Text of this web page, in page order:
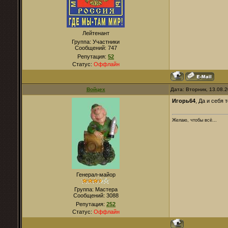
Лейтенант
Группа: Участники
Сообщений: 747
Репутация: 52
Статус: Оффлайн
Войцех Дата: Вторник,
Генерал-майор
Группа: Мастера
Сообщений: 3088
Репутация: 252
Статус: Оффлайн
Игорь64 , Да и себя
Желаю, чтобы всё...